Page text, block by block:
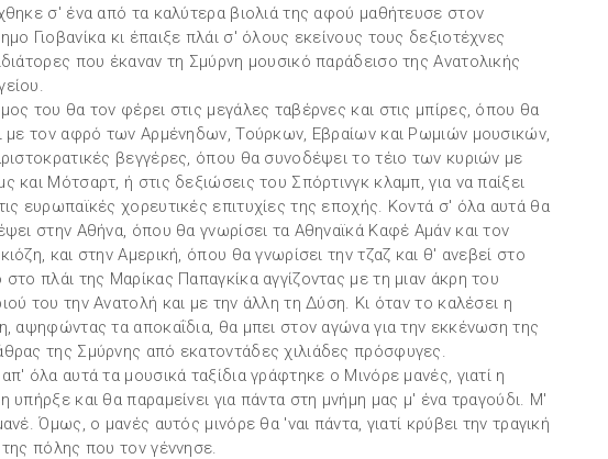
σ' ένα από τα καλύτερα βιολιά της αφού μαθήτευσε στον
Γιοβανίκα κι έπαιξε πλάι σ' όλους εκείνους τους δεξιοτέχνες
που έκαναν τη Σμύρνη μουσικό παράδεισο της Ανατολικής
του θα τον φέρει στις μεγάλες ταβέρνες και στις μπίρες, όπου θα
με τον αφρό των Αρμένηδων, Τούρκων, Εβραίων και Ρωμιών μουσικών,
βεγγέρες, όπου θα συνοδέψει το τέιο των κυριών με
και Μότσαρτ, ή στις δεξιώσεις του Σπόρτινγκ κλαμπ, για να παίξει
ευρωπαϊκές χορευτικές επιτυχίες της εποχής. Κοντά σ' όλα αυτά θα
στην Αθήνα, όπου θα γνωρίσει τα Αθηναϊκά Καφέ Αμάν και τον
και στην Αμερική, όπου θα γνωρίσει την τζαζ και θ' ανεβεί στο
πλάι της Μαρίκας Παπαγκίκα αγγίζοντας με τη μιαν άκρη του
του την Ανατολή και με την άλλη τη Δύση. Κι όταν το καλέσει η
αψηφώντας τα αποκαΐδια, θα μπει στον αγώνα για την εκκένωση της
της Σμύρνης από εκατοντάδες χιλιάδες πρόσφυγες.
όλα αυτά τα μουσικά ταξίδια γράφτηκε ο Μινόρε μανές, γιατί η
υπήρξε και θα παραμείνει για πάντα στη μνήμη μας μ' ένα τραγούδι. Μ'
Όμως, ο μανές αυτός μινόρε θα 'ναι πάντα, γιατί κρύβει την τραγική
της πόλης που τον γέννησε.